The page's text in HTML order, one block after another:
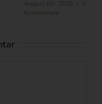
August 6th, 2026 |
Kommentare